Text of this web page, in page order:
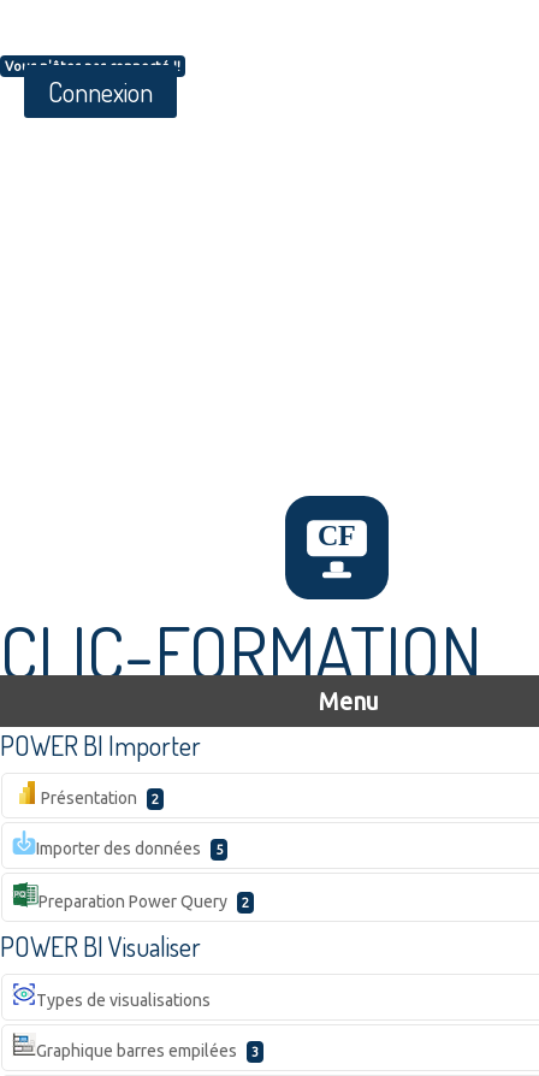
Vous n'êtes pas connecté !!
Connexion
CLIC-FORMATION
Menu
POWER BI Importer
Présentation 2
Importer des données 5
Preparation Power Query 2
POWER BI Visualiser
Types de visualisations
Graphique barres empilées 3